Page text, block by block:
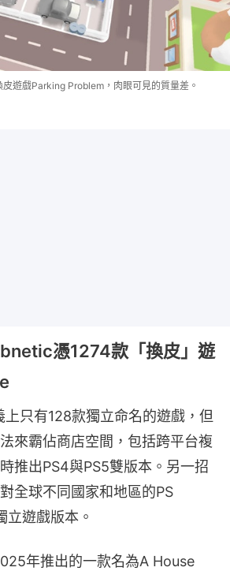
遊戲Parking Problem，肉眼可見的質量差。
憑1274款「換皮」遊
只有128款獨立命名的遊戲，但
來霸佔商店空間，包括跨平台複
推出PS4與PS5雙版本。另一招
全球不同國家和地區的PS
遊戲版本。
年推出的一款名為A House